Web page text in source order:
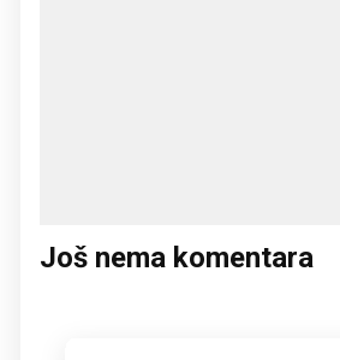
Još nema komentara